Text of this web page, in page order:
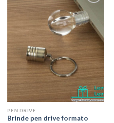
Adicionar
aos meus
desejos
PEN DRIVE
Brinde pen drive formato